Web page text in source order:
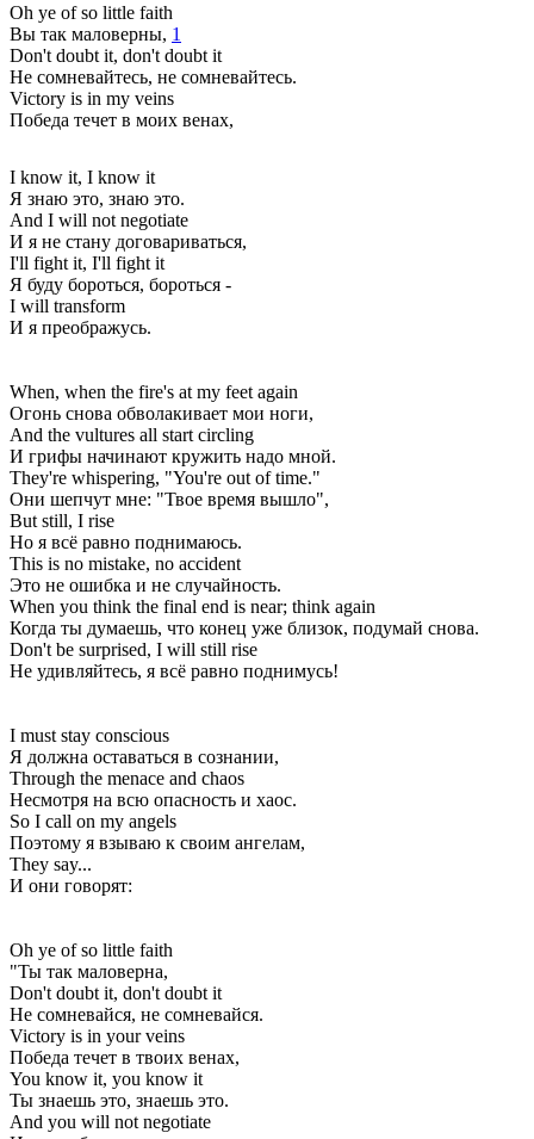
Oh ye of so little faith
Вы так маловерны, 1
Don't doubt it, don't doubt it
Не сомневайтесь, не сомневайтесь.
Victory is in my veins
Победа течет в моих венах,
I know it, I know it
Я знаю это, знаю это.
And I will not negotiate
И я не стану договариваться,
I'll fight it, I'll fight it
Я буду бороться, бороться -
I will transform
И я преображусь.
When, when the fire's at my feet again
Огонь снова обволакивает мои ноги,
And the vultures all start circling
И грифы начинают кружить надо мной.
They're whispering, "You're out of time."
Они шепчут мне: "Твое время вышло",
But still, I rise
Но я всё равно поднимаюсь.
This is no mistake, no accident
Это не ошибка и не случайность.
When you think the final end is near; think again
Когда ты думаешь, что конец уже близок, подумай снова.
Don't be surprised, I will still rise
Не удивляйтесь, я всё равно поднимусь!
I must stay conscious
Я должна оставаться в сознании,
Through the menace and chaos
Несмотря на всю опасность и хаос.
So I call on my angels
Поэтому я взываю к своим ангелам,
They say...
И они говорят:
Oh ye of so little faith
"Ты так маловерна,
Don't doubt it, don't doubt it
Не сомневайся, не сомневайся.
Victory is in your veins
Победа течет в твоих венах,
You know it, you know it
Ты знаешь это, знаешь это.
And you will not negotiate